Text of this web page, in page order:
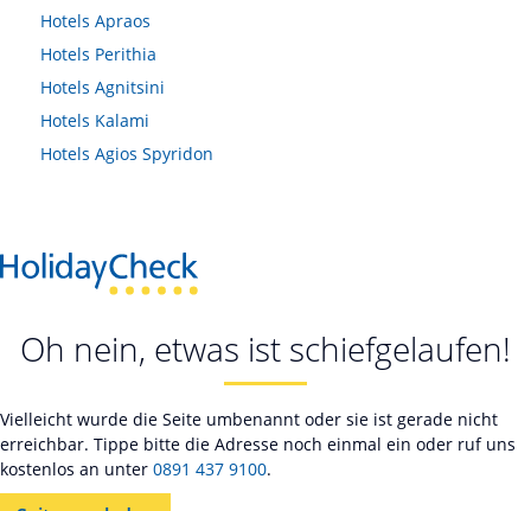
Hotels Apraos
Hotels Perithia
Hotels Agnitsini
Hotels Kalami
Hotels Agios Spyridon
Oh nein, etwas ist schiefgelaufen!
Vielleicht wurde die Seite umbenannt oder sie ist gerade nicht
erreichbar. Tippe bitte die Adresse noch einmal ein oder ruf uns
kostenlos an unter 0891 437 9100.